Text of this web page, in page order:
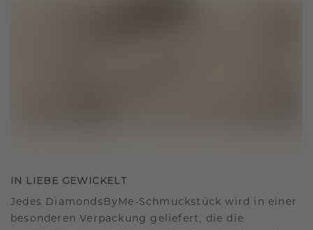
IN LIEBE GEWICKELT
Jedes DiamondsByMe-Schmuckstück wird in einer
besonderen Verpackung geliefert, die die